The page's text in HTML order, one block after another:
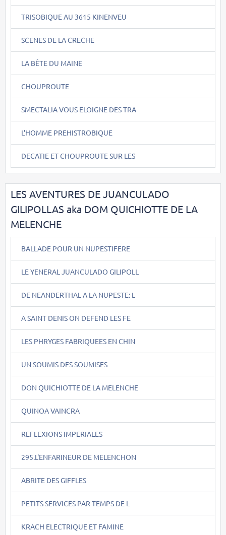
TRISOBIQUE AU 3615 KINENVEU
SCENES DE LA CRECHE
LA BÊTE DU MAINE
CHOUPROUTE
SMECTALIA VOUS ELOIGNE DES TRA
L'HOMME PREHISTROBIQUE
DECATIE ET CHOUPROUTE SUR LES
LES AVENTURES DE JUANCULADO
GILIPOLLAS aka DOM QUICHIOTTE DE LA
MELENCHE
BALLADE POUR UN NUPESTIFERE
LE YENERAL JUANCULADO GILIPOLL
DE NEANDERTHAL A LA NUPESTE: L
A SAINT DENIS ON DEFEND LES FE
LES PHRYGES FABRIQUEES EN CHIN
UN SOUMIS DES SOUMISES
DON QUICHIOTTE DE LA MELENCHE
QUINOA VAINCRA
REFLEXIONS IMPERIALES
295.L'ENFARINEUR DE MELENCHON
ABRITE DES GIFFLES
PETITS SERVICES PAR TEMPS DE L
KRACH ELECTRIQUE ET FAMINE